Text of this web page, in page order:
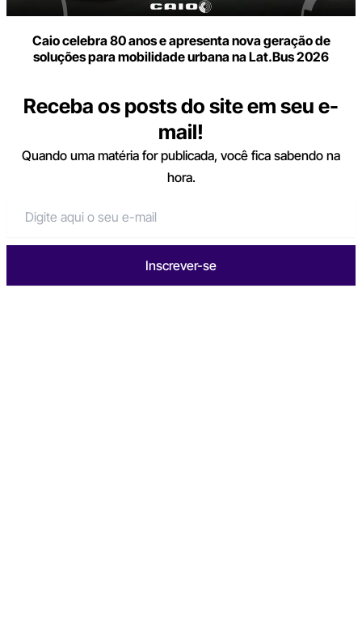
Caio celebra 80 anos e apresenta nova geração de
soluções para mobilidade urbana na Lat.Bus 2026
Receba os posts do site em seu e-
mail!
Quando uma matéria for publicada, você fica sabendo na
hora.
Inscrever-se